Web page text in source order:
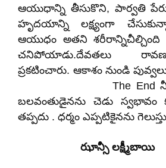
ఆయుధాన్ని తీసుకొని, పార్వతి
హృదయాన్ని లక్ష్యంగా
ఆయుధం అతని
చనిపోయాడు.దేవతలు
ప్రకటించారు. ఆకాశం నుండి
The End నీతి
బలవంతుడైనను చెడు
తప్పదు . ధర్మం ఎప్పటికైనను
ఝాన్సీ లక్ష్మీబాయి